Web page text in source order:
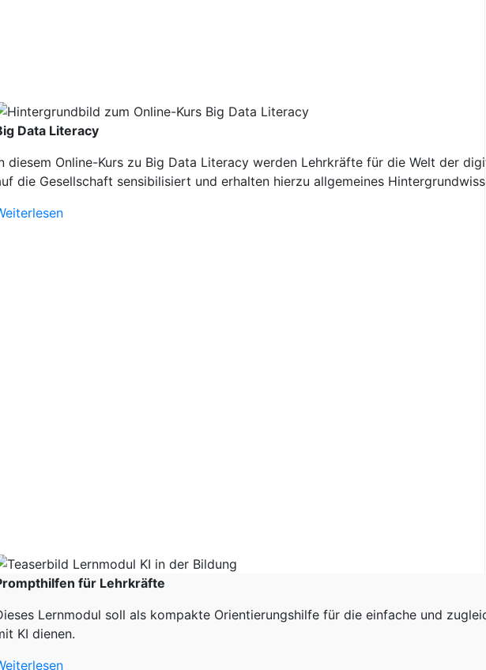
Data Literacy
diesem Online-Kurs zu Big Data Literacy werden Lehrkräfte für die Welt der
die Gesellschaft sensibilisiert und erhalten hierzu allgemeines
für Lehrkräfte
Lernmodul soll als kompakte Orientierungshilfe für die einfache und
KI dienen.